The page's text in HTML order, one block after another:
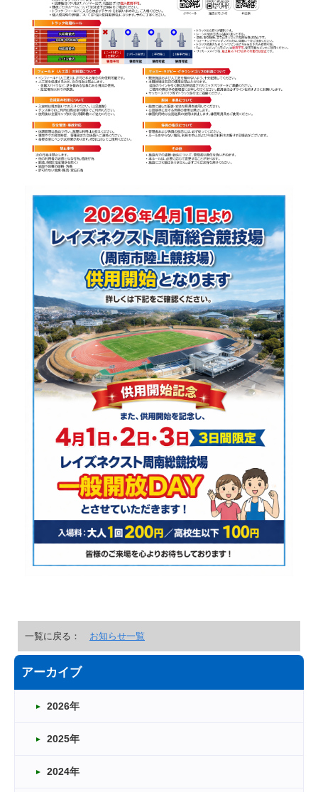
一覧に戻る： お知らせ一覧
アーカイブ
2026年
2025年
2024年